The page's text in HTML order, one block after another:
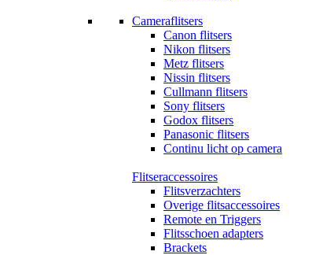
Cameraflitsers
Canon flitsers
Nikon flitsers
Metz flitsers
Nissin flitsers
Cullmann flitsers
Sony flitsers
Godox flitsers
Panasonic flitsers
Continu licht op camera
Flitseraccessoires
Flitsverzachters
Overige flitsaccessoires
Remote en Triggers
Flitsschoen adapters
Brackets